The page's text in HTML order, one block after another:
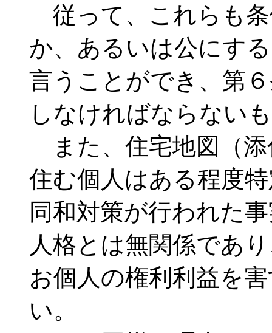
従って、これらも
か、あるいは公にす
言うことができ、第
しなければならない
また、住宅地図（添
住む個人はある程度
同和対策が行われた
人格とは無関係であ
お個人の権利利益を
い。